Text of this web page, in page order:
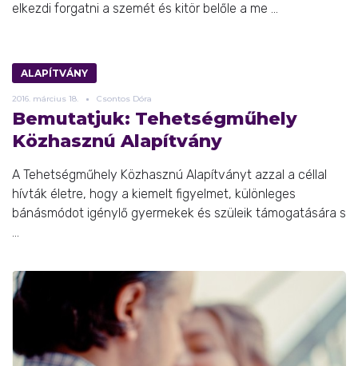
elkezdi forgatni a szemét és kitör belőle a me ...
ALAPÍTVÁNY
2016. március 18. Csontos Dóra
Bemutatjuk: Tehetségműhely
Közhasznú Alapítvány
A Tehetségműhely Közhasznú Alapítványt azzal a céllal
hívták életre, hogy a kiemelt figyelmet, különleges
bánásmódot igénylő gyermekek és szüleik támogatására s
...